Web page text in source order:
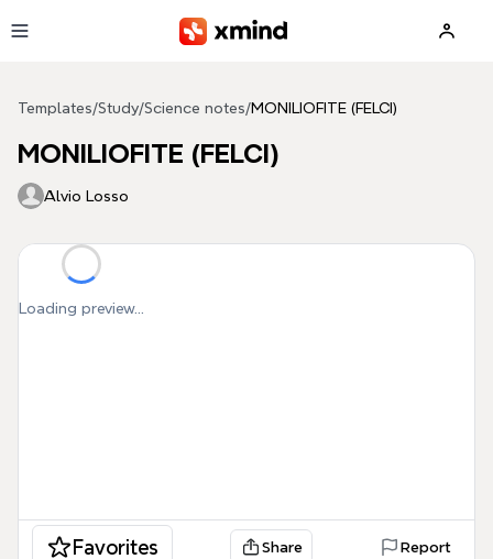
Templates/Study/Science notes/MONILIOFITE (FELCI)
MONILIOFITE (FELCI)
Alvio Losso
Loading preview...
Favorites Share Report